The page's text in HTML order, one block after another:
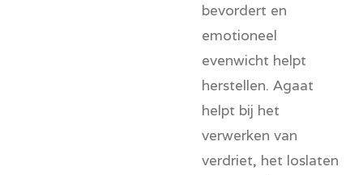
bevordert en
emotioneel
evenwicht helpt
herstellen. Agaat
helpt bij het
verwerken van
verdriet, het loslaten